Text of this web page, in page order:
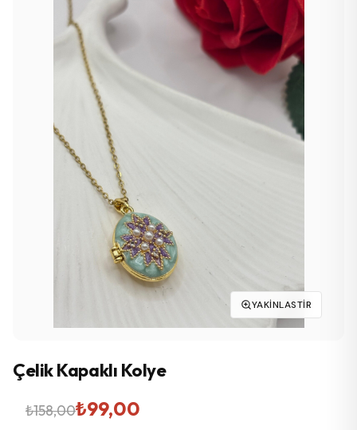
YAKINLASTIR
Çelik Kapaklı Kolye
₺158,00
Orijinal
₺99,00
Şu